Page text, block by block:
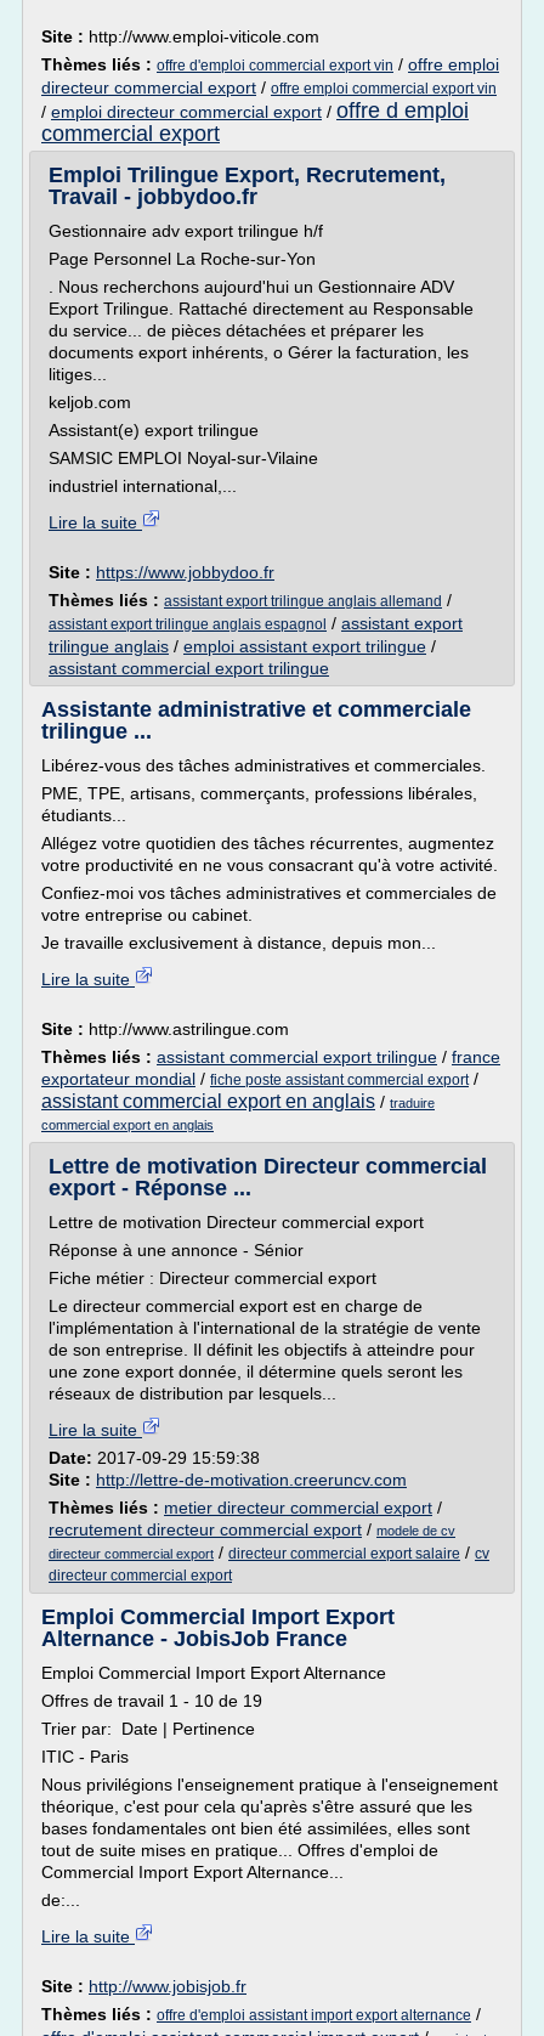
Site : http://www.emploi-viticole.com
Thèmes liés : offre d'emploi commercial export vin / offre emploi
directeur commercial export / offre emploi commercial export vin
/ emploi directeur commercial export / offre d emploi
commercial export
Emploi Trilingue Export, Recrutement,
Travail - jobbydoo.fr
Gestionnaire adv export trilingue h/f
Page Personnel La Roche-sur-Yon
. Nous recherchons aujourd'hui un Gestionnaire ADV
Export Trilingue. Rattaché directement au Responsable
du service... de pièces détachées et préparer les
documents export inhérents, o Gérer la facturation, les
litiges...
keljob.com
Assistant(e) export trilingue
SAMSIC EMPLOI Noyal-sur-Vilaine
industriel international,...
Lire la suite
Site : https://www.jobbydoo.fr
Thèmes liés : assistant export trilingue anglais allemand /
assistant export trilingue anglais espagnol / assistant export
trilingue anglais / emploi assistant export trilingue /
assistant commercial export trilingue
Assistante administrative et commerciale
trilingue ...
Libérez-vous des tâches administratives et commerciales.
PME, TPE, artisans, commerçants, professions libérales,
étudiants...
Allégez votre quotidien des tâches récurrentes, augmentez
votre productivité en ne vous consacrant qu'à votre activité.
Confiez-moi vos tâches administratives et commerciales de
votre entreprise ou cabinet.
Je travaille exclusivement à distance, depuis mon...
Lire la suite
Site : http://www.astrilingue.com
Thèmes liés : assistant commercial export trilingue / france
exportateur mondial / fiche poste assistant commercial export/
assistant commercial export en anglais / traduire
commercial export en anglais
Lettre de motivation Directeur commercial
export - Réponse ...
Lettre de motivation Directeur commercial export
Réponse à une annonce - Sénior
Fiche métier : Directeur commercial export
Le directeur commercial export est en charge de
l'implémentation à l'international de la stratégie de vente
de son entreprise. Il définit les objectifs à atteindre pour
une zone export donnée, il détermine quels seront les
réseaux de distribution par lesquels...
Lire la suite
Date: 2017-09-29 15:59:38
Site : http://lettre-de-motivation.creeruncv.com
Thèmes liés : metier directeur commercial export /
recrutement directeur commercial export / modele de cv
directeur commercial export / directeur commercial export salaire / cv
directeur commercial export
Emploi Commercial Import Export
Alternance - JobisJob France
Emploi Commercial Import Export Alternance
Offres de travail 1 - 10 de 19
Trier par: Date | Pertinence
ITIC - Paris
Nous privilégions l'enseignement pratique à l'enseignement
théorique, c'est pour cela qu'après s'être assuré que les
bases fondamentales ont bien été assimilées, elles sont
tout de suite mises en pratique... Offres d'emploi de
Commercial Import Export Alternance...
de:...
Lire la suite
Site : http://www.jobisjob.fr
Thèmes liés : offre d'emploi assistant import export alternance /